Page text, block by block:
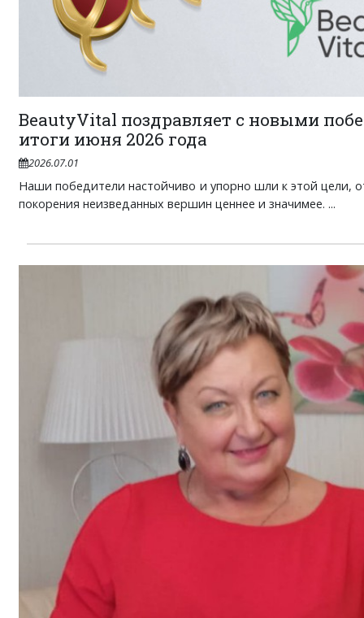
BeautyVital поздравляет с новыми
итоги июня 2026 года
2026.07.01
Наши победители настойчиво и упорно шли к этой цели,
покорения неизведанных вершин ценнее и значимее. ...